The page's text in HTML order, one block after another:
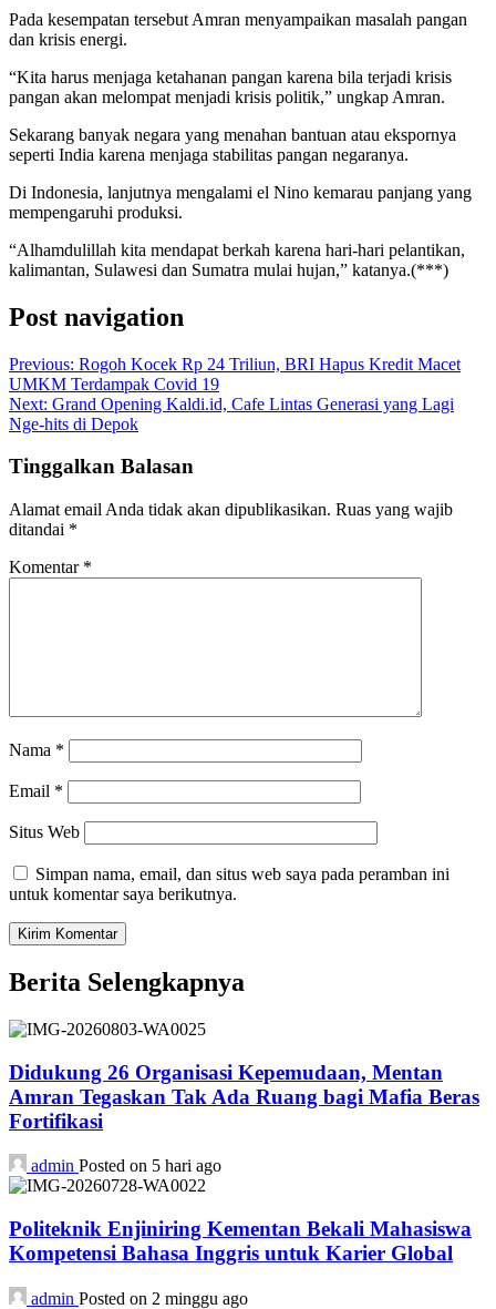
Pada kesempatan tersebut Amran menyampaikan masalah pangan
dan krisis energi.
“Kita harus menjaga ketahanan pangan karena bila terjadi krisis
pangan akan melompat menjadi krisis politik,” ungkap Amran.
Sekarang banyak negara yang menahan bantuan atau ekspornya
seperti India karena menjaga stabilitas pangan negaranya.
Di Indonesia, lanjutnya mengalami el Nino kemarau panjang yang
mempengaruhi produksi.
“Alhamdulillah kita mendapat berkah karena hari-hari pelantikan,
kalimantan, Sulawesi dan Sumatra mulai hujan,” katanya.(***)
Post navigation
Previous: Rogoh Kocek Rp 24 Triliun, BRI Hapus Kredit Macet
UMKM Terdampak Covid 19
Next: Grand Opening Kaldi.id, Cafe Lintas Generasi yang Lagi
Nge-hits di Depok
Tinggalkan Balasan
Alamat email Anda tidak akan dipublikasikan. Ruas yang wajib
ditandai *
Komentar *
Nama *
Email *
Situs Web
Simpan nama, email, dan situs web saya pada peramban ini
untuk komentar saya berikutnya.
Berita Selengkapnya
Didukung 26 Organisasi Kepemudaan, Mentan
Amran Tegaskan Tak Ada Ruang bagi Mafia Beras
Fortifikasi
admin Posted on 5 hari ago
Politeknik Enjiniring Kementan Bekali Mahasiswa
Kompetensi Bahasa Inggris untuk Karier Global
admin Posted on 2 minggu ago